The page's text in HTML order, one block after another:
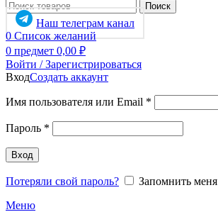
Поиск
Наш телеграм канал
0 Список желаний
0 предмет 0,00 ₽
Войти / Зарегистрироваться
ВходСоздать аккаунт
Имя пользователя или Email *
Пароль *
Вход
Потеряли свой пароль?
Запомнить меня
Меню